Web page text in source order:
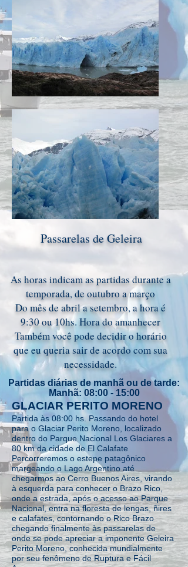
Passarelas de Geleira
As horas indicam as partidas durante a
temporada, de outubro a março
Do mês de abril a setembro, a hora é
9:30 ou 10hs. Hora do amanhecer
Também você pode decidir o horário
que eu queria sair de acordo com sua
necessidade.
Partidas diárias de manhã ou de tarde:
Manhã: 08:00 - 15:00
GLACIAR PERITO MORENO
Partida às 08:00 hs. Passando do hotel
para o Glaciar Perito Moreno, localizado
dentro do Parque Nacional Los Glaciares a
80 km da cidade de El Calafate
Percorreremos o estepe patagônico
margeando o Lago Argentino até
chegarmos ao Cerro Buenos Aires, virando
à esquerda para conhecer o Brazo Rico,
onde a estrada, após o acesso ao Parque
Nacional, entra na floresta de lengas, ñires
e calafates, contornando o Rico Brazo
chegando finalmente às passarelas de
onde se pode apreciar a imponente Geleira
Perito Moreno, conhecida mundialmente
por seu fenômeno de Ruptura e Fácil